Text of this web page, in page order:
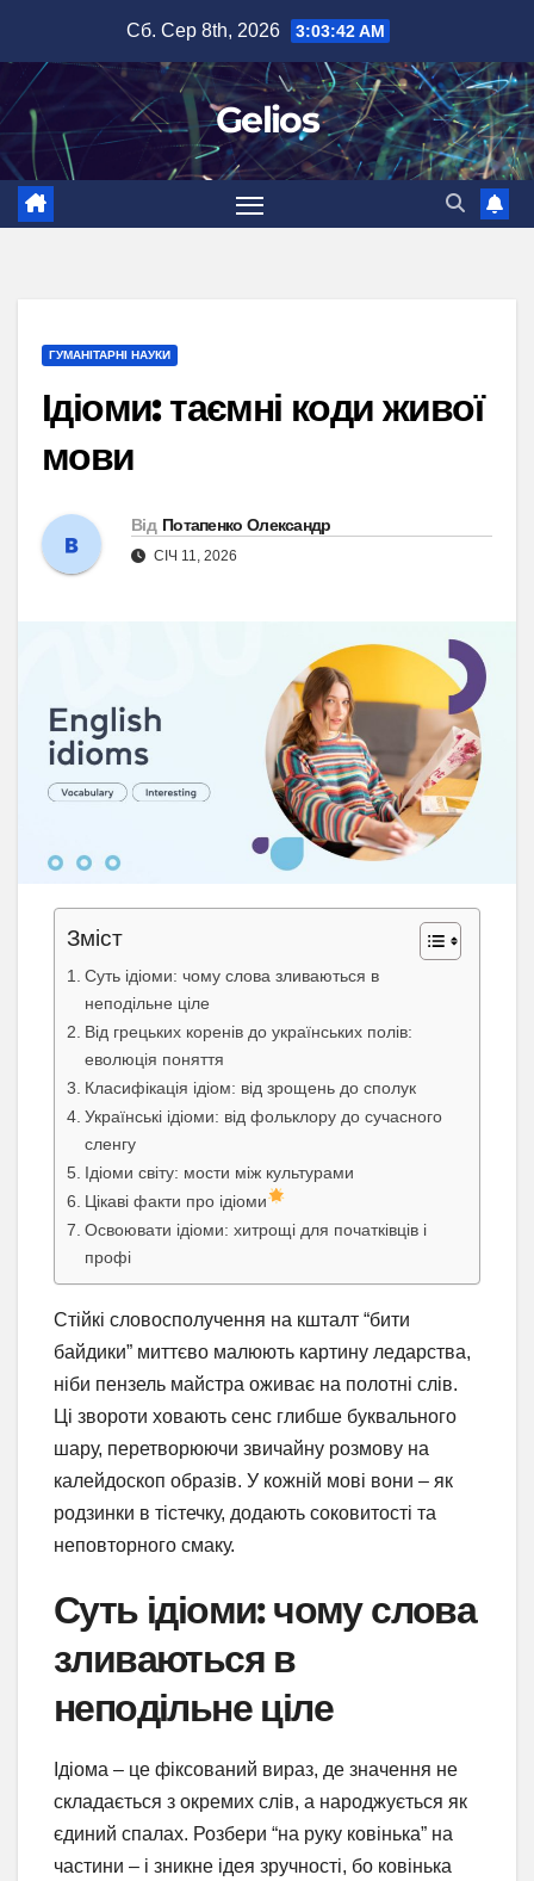
вмісту
Сб. Сер 8th, 2026 3:03:43 AM
Gelios
ГУМАНІТАРНІ НАУКИ
Ідіоми: таємні коди живої
мови
Від Потапенко Олександр
СІЧ 11, 2026
Зміст
Суть ідіоми: чому слова зливаються в
неподільне ціле
Від грецьких коренів до українських полів:
еволюція поняття
Класифікація ідіом: від зрощень до сполук
Українські ідіоми: від фольклору до сучасного
сленгу
Ідіоми світу: мости між культурами
Цікаві факти про ідіоми
Освоювати ідіоми: хитрощі для початківців і
профі
Стійкі словосполучення на кшталт “бити
байдики” миттєво малюють картину ледарства,
ніби пензель майстра оживає на полотні слів.
Ці звороти ховають сенс глибше буквального
шару, перетворюючи звичайну розмову на
калейдоскоп образів. У кожній мові вони – як
родзинки в тістечку, додають соковитості та
неповторного смаку.
Суть ідіоми: чому слова
зливаються в
неподільне ціле
Ідіома – це фіксований вираз, де значення не
складається з окремих слів, а народжується як
єдиний спалах. Розбери “на руку ковінька” на
частини – і зникне ідея зручності, бо ковінька